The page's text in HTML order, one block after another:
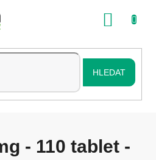
HLEDAT
- 110 tablet -